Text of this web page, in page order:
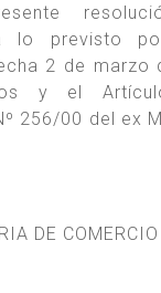
lo previsto
2 de marzo
y el
256/00 del ex
DE